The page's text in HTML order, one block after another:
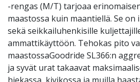
-rengas (M/T) tarjoaa
maastossa kuin maantiellä. Se
sekä seikkailuhenkisille
ammattikäyttöön. Tehokas pito
maastossaGoodride SL366:n
ja syvät urat takaavat